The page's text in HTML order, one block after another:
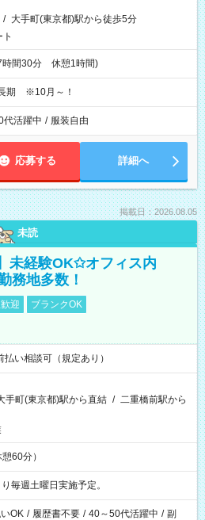
/ 大手町(東京都)駅から徒歩5分
時間30分 休憩1時間)
期 ※10月～！
代活躍中 / 服装自由
応募する 詳細へ
掲載日：2026.08.05
未読
未経験OK✩オフィス内
務地多数！
迎
ブランクOK
い相談可（規定あり）
手町(東京都)駅から直結 / 二重橋前駅から
60分）
毎週土曜日実施予定。
OK / 履歴書不要 / 40～50代活躍中 / 副